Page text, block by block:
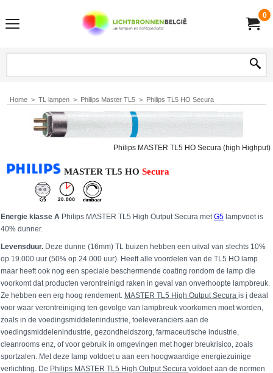
0
Home > TL lampen > Philips Master TL5 > Philips TL5 HO Secura
Philips MASTER TL5 HO Secura (high Highput)
MASTER TL5 HO Secura
Energie klasse A Philips MASTER TL5 High Output Secura met G5 lampvoet is
40% dunner.
Levensduur. Deze dunne (16mm) TL buizen hebben een uitval van slechts 10%
op 19.000 uur (50% op 24.000 uur). Heeft alle voordelen van de TL5 HO lamp
maar heeft ook nog een speciale beschermende coating rondom de lamp die
voorkomt dat producten verontreinigd raken in geval van onverhoopte lampbreuk.
Ze hebben een erg hoog rendement.
MASTER TL5 High Output Secura is i deaal
voor waar verontreiniging ten gevolge van lampbreuk voorkomen moet worden,
zoals in de voedingsmiddelenindustrie, toeleveranciers aan de
voedingsmiddelenindustrie, gezondheidszorg, farmaceutische industrie,
cleanrooms enz, of voor gebruik in omgevingen met hoger breukrisico, zoals
sportzalen. Met deze lamp voldoet u aan een hoogwaardige energiezuinige
verlichting. De Philips MASTER TL5 High Output Secura voldoet aan de normen